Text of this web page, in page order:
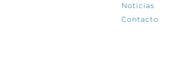
Noticias
Contacto